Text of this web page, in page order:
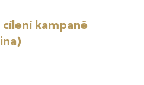
kampaně